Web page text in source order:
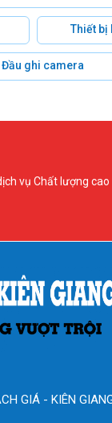
Thiết bị
Đầu ghi camera
vụ Chất lượng cao
GIÁ - KIÊN